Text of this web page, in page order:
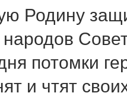
Родину
народов
потомки
и чтят